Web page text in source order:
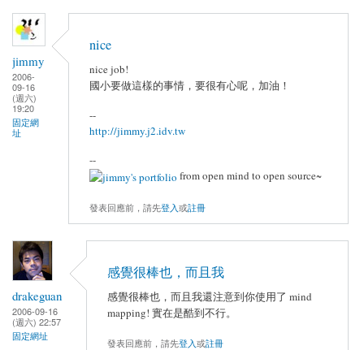
jimmy
2006-
09-16
(週六)
19:20
固定網
址
nice
nice job!
國小要做這樣的事情，要很有心呢，加油！
--
http://jimmy.j2.idv.tw
--
from open mind to open source~
發表回應前，請先登入或註冊
drakeguan
2006-09-16
(週六) 22:57
固定網址
感覺很棒也，而且我
感覺很棒也，而且我還注意到你使用了 mind
mapping! 實在是酷到不行。
發表回應前，請先登入或註冊